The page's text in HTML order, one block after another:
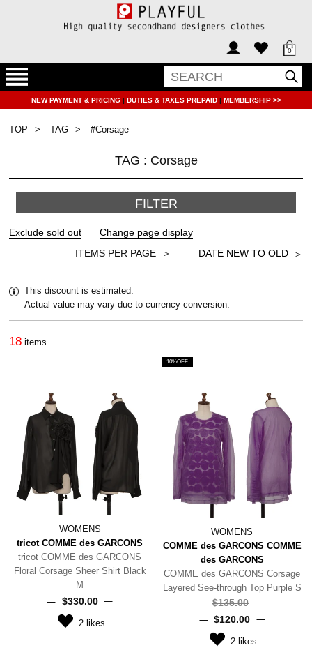
0
NEW PAYMENT & PRICING | DUTIES & TAXES PREPAID | MEMBERSHIP >>
TOP TAG #Corsage
TAG : Corsage
FILTER
＞
This discount is estimated.
Actual value may vary due to currency conversion.
18 items
WOMENS
tricot COMME des GARCONS
tricot COMME des GARCONS
Floral Corsage Sheer Shirt Black
M
$‌330.00
2likes
10%OFF
WOMENS
COMME des GARCONS COMME
des GARCONS
COMME des GARCONS Corsage
Layered See-through Top Purple S
$‌135.00
$‌120.00
2 likes